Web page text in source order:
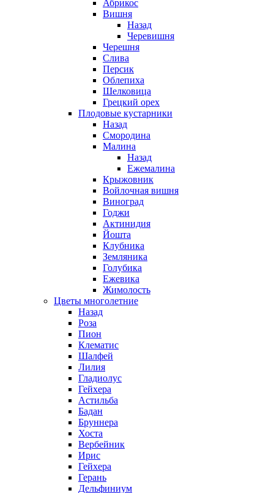
Абрикос
Вишня
Назад
Черевишня
Черешня
Слива
Персик
Облепиха
Шелковица
Грецкий орех
Плодовые кустарники
Назад
Смородина
Малина
Назад
Ежемалина
Крыжовник
Войлочная вишня
Виноград
Годжи
Актинидия
Йошта
Клубника
Земляника
Голубика
Ежевика
Жимолость
Цветы многолетние
Назад
Роза
Пион
Клематис
Шалфей
Лилия
Гладиолус
Гейхера
Астильба
Бадан
Бруннера
Хоста
Вербейник
Ирис
Гейхера
Герань
Дельфиниум